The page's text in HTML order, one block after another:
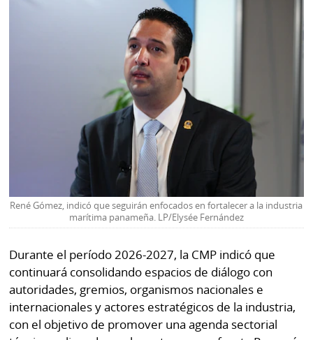
René Gómez, indicó que seguirán enfocados en fortalecer a la industria
marítima panameña. LP/Elysée Fernández
Durante el período 2026-2027, la CMP indicó que
continuará consolidando espacios de diálogo con
autoridades, gremios, organismos nacionales e
internacionales y actores estratégicos de la industria,
con el objetivo de promover una agenda sectorial